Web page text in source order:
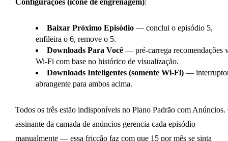
Configurações (ícone de engrenagem):
Baixar Próximo Episódio— conclui o episódio 5,
enfileira o 6, remove o 5.
Downloads Para Você— pré-carrega recomendações
Wi-Fi com base no histórico de visualização.
Downloads Inteligentes (somente Wi-Fi)—
abrangente para ambos acima.
Todos os três estão indisponíveis no Plano Padrão com Anúncios.
assinante da camada de anúncios gerencia cada episódio
manualmente — essa fricção faz com que 15 por mês se sinta